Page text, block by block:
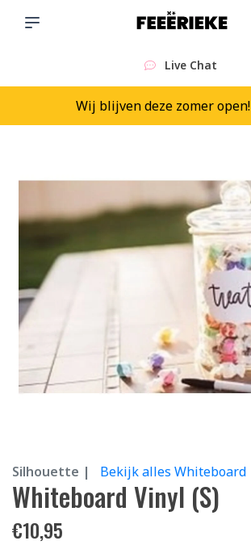
Live Chat
Wij blijven deze zomer open!
Silhouette | Bekijk alles Whiteboard
Whiteboard Vinyl (S)
€10,95